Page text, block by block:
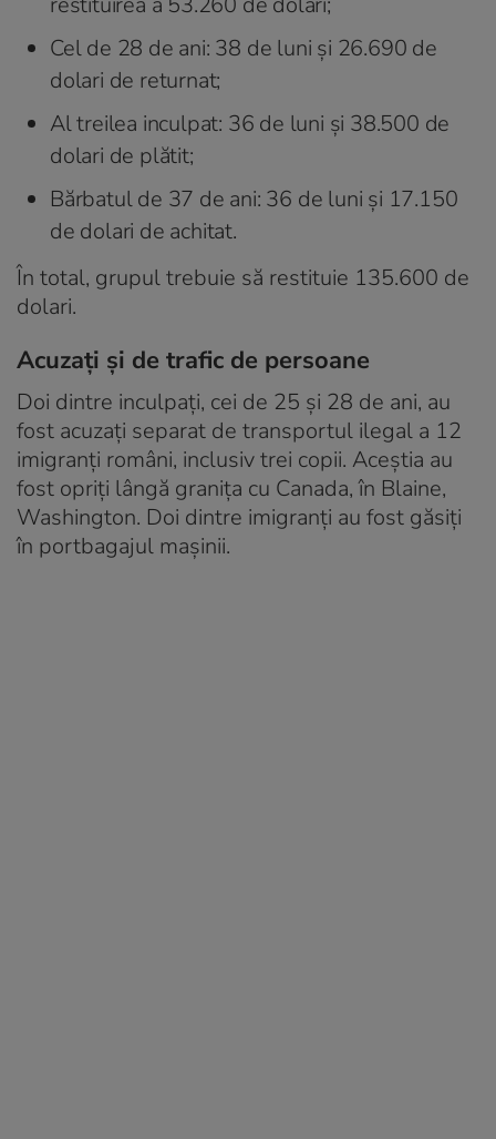
Cel de 28 de ani: 38 de luni și 26.690 de
dolari de returnat;
Al treilea inculpat: 36 de luni și 38.500 de
dolari de plătit;
Bărbatul de 37 de ani: 36 de luni și 17.150
de dolari de achitat.
În total, grupul trebuie să restituie 135.600 de
dolari.
Acuzați și de trafic de persoane
Doi dintre inculpați, cei de 25 și 28 de ani, au
fost acuzați separat de transportul ilegal a 12
imigranți români, inclusiv trei copii. Aceștia au
fost opriți lângă granița cu Canada, în Blaine,
Washington. Doi dintre imigranți au fost găsiți
în portbagajul mașinii.